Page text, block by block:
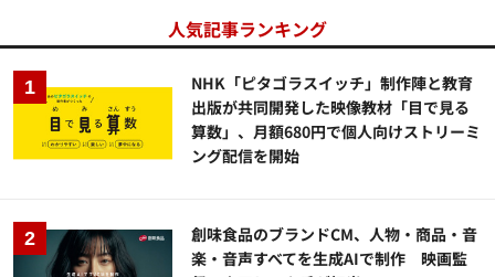
人気記事ランキング
NHK「ピタゴラスイッチ」制作陣と教育
出版が共同開発した映像教材「目で見る
算数」、月額680円で個人向けストリーミ
ング配信を開始
創味食品のブランドCM、人物・商品・音
楽・音声すべてを生成AIで制作 映画監